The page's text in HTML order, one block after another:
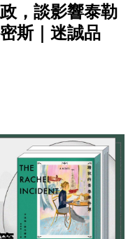
，談影響泰勒
斯｜迷誠品